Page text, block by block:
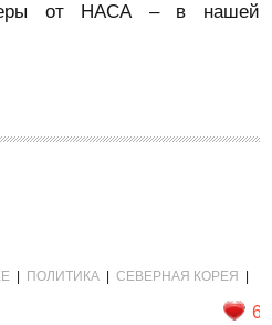
от НАСА – в нашей
ПОЛИТИКА |СЕВЕРНАЯ КОРЕЯ
6